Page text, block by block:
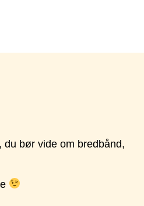
du bør vide om bredbånd,